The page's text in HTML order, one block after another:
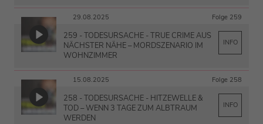
29.08.2025 Folge 259
259 - TODESURSACHE - TRUE CRIME AUS
NÄCHSTER NÄHE – MORDSZENARIO IM
WOHNZIMMER
INFO
15.08.2025 Folge 258
258 - TODESURSACHE - HITZEWELLE &
TOD – WENN 3 TAGE ZUM ALBTRAUM
WERDEN
INFO